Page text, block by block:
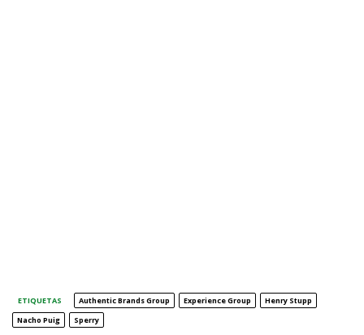
ETIQUETAS Authentic Brands Group Experience Group
Henry Stupp
Nacho Puig
Sperry